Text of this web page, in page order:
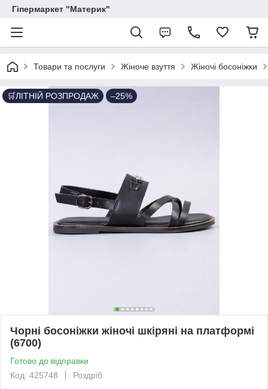
Гіпермаркет "Материк"
Товари та послуги Жіноче взуття Жіночі босоніжки
🛒ЛІТНІЙ РОЗПРОДАЖ –25%
Чорні босоніжки жіночі шкіряні на платформі
(6700)
Готово до відправки
Код: 425748
Роздріб